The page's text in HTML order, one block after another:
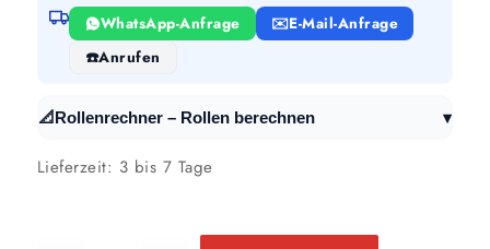
WhatsApp-Anfrage
E-Mail-Anfrage
Anrufen
📐Rollenrechner – Rollen berechnen ▾
Lieferzeit: 3 bis 7 Tage